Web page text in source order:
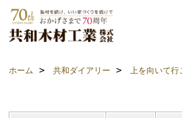
ホーム 共和ダイアリー 上を向いて行